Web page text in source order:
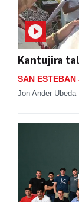
Kantujira
SAN
Jon Ander Ubeda